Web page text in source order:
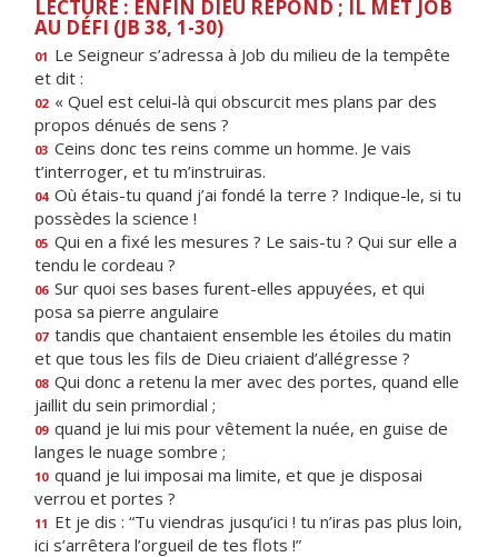
LECTURE : ENFIN DIEU RÉPOND ; IL MET JOB
AU DÉFI (JB 38, 1-30)
01 Le Seigneur s’adressa à Job du milieu de la tempête
et dit :
02 « Quel est celui-là qui obscurcit mes plans par des
propos dénués de sens ?
03 Ceins donc tes reins comme un homme. Je vais
t’interroger, et tu m’instruiras.
04 Où étais-tu quand j’ai fondé la terre ? Indique-le, si tu
possèdes la science !
05 Qui en a fixé les mesures ? Le sais-tu ? Qui sur elle a
tendu le cordeau ?
06 Sur quoi ses bases furent-elles appuyées, et qui
posa sa pierre angulaire
07 tandis que chantaient ensemble les étoiles du matin
et que tous les fils de Dieu criaient d’allégresse ?
08 Qui donc a retenu la mer avec des portes, quand elle
jaillit du sein primordial ;
09 quand je lui mis pour vêtement la nuée, en guise de
langes le nuage sombre ;
10 quand je lui imposai ma limite, et que je disposai
verrou et portes ?
11 Et je dis : “Tu viendras jusqu’ici ! tu n’iras pas plus loin,
ici s’arrêtera l’orgueil de tes flots !”